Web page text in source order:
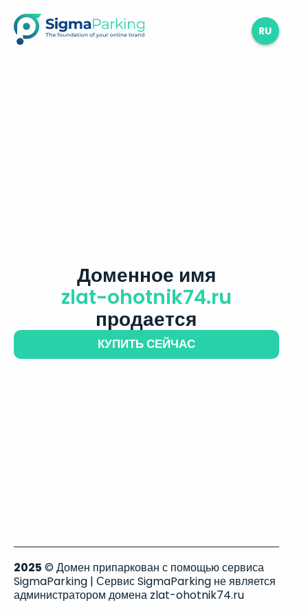
RU
Доменное имя
zlat-ohotnik74.ru
продается
КУПИТЬ СЕЙЧАС
2025 © Домен припаркован с помощью сервиса
SigmaParking | Сервис SigmaParking не является
администратором домена zlat-ohotnik74.ru